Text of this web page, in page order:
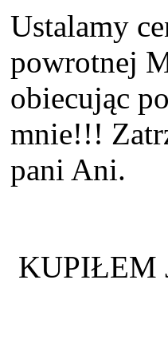
Ustalamy
powrotnej
obiecując
mnie!!!
pani Ani.
KUPIŁEM